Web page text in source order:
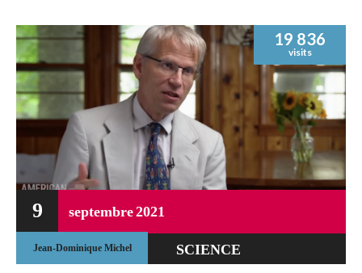
9 septembre2021
19 836
visits
Jean-Dominique Michel SCIENCE